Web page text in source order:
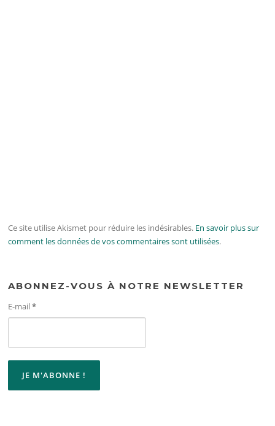
Ce site utilise Akismet pour réduire les indésirables. En savoir plus sur
comment les données de vos commentaires sont utilisées.
ABONNEZ-VOUS À NOTRE NEWSLETTER
E-mail*